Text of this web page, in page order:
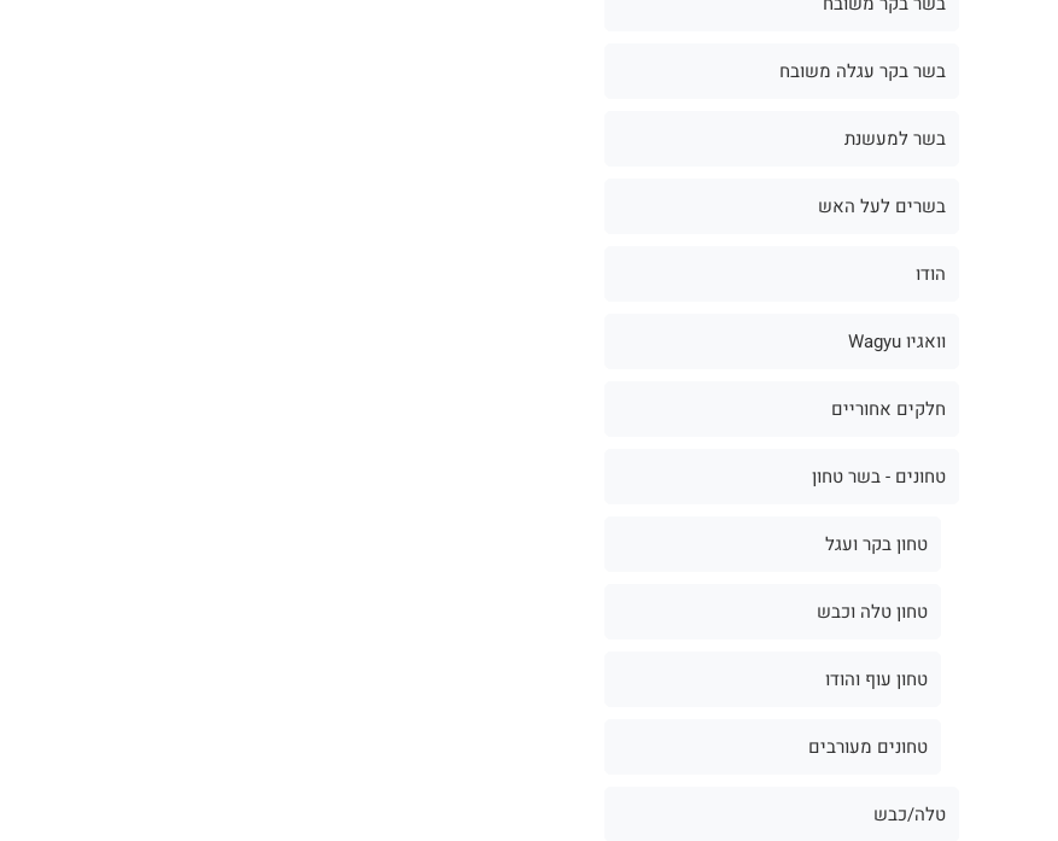
בשר בקר עגלה משובח
בשר למעשנת
בשרים לעל האש
הודו
וואגיו Wagyu
חלקים אחוריים
טחונים - בשר טחון
טחון בקר ועגל
טחון טלה וכבש
טחון עוף והודו
טחונים מעורבים
טלה/כבש